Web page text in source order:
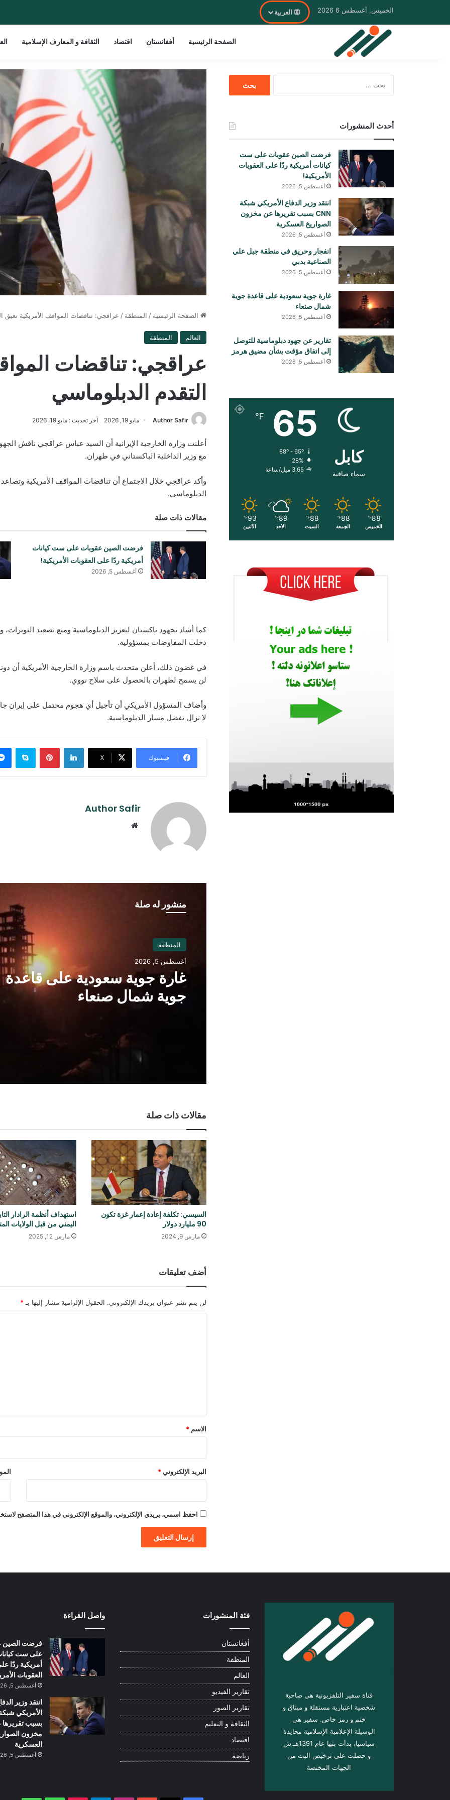
الخميس, أغسطس 6 2026 العربية
الصفحة الرئيسية أفغانستان اقتصاد الثقافة و المعارف الإسلامية
الصفحة الرئيسية / المنطقة / عراقجي: تناقضات المواقف الأمريكية تعيق
العالم المنطقة
عراقجي: تناقضات
التقدم الدبلوماسي
Author Safir مايو 19, 2026 آخر تحديث : مايو 19, 2026
أعلنت وزارة الخارجية الإيرانية أن السيد عباس عراقجي ناقش
مع وزير الداخلية الباكستاني في طهران.
وأكد عراقجي خلال الاجتماع أن تناقضات المواقف الأمريكية
الدبلوماسي.
مقالات ذات صلة
فرضت الصين عقوبات على ست كيانات
أمريكية ردًا على العقوبات الأمريكية!
أغسطس 5, 2026
كما أشاد بجهود باكستان لتعزيز الدبلوماسية ومنع تصعيد
دخلت المفاوضات بمسؤولية.
في غضون ذلك، أعلن متحدث باسم وزارة الخارجية الأمريكية أن
لن يسمح لطهران بالحصول على سلاح نووي.
وأضاف المسؤول الأمريكي أن تأجيل أي هجوم محتمل على إيران
لا تزال تفضل مسار الدبلوماسية.
فيسبوك ‫X
لينكدإن بينتيريست
Author Safir
منشور له صلة
المنطقة
أغسطس 5, 2026
غارة جوية سعودية على قاعدة
جوية شمال صنعاء
مقالات ذات صلة
السيسي: تكلفة إعادة إعمار غزة تکون
90 مليارد دولار
مارس 9, 2024
استهداف أنظمة الرادار
اليمني من قبل الولايات
مارس 12, 2025
أضف تعليقات
لن يتم نشر عنوان بريدك الإلكتروني. الحقول الإلزامية مشار إليها بـ *
*
الاسم *
البريد الإلكتروني *
احفظ اسمي، بريدي الإلكتروني، والموقع الإلكتروني في هذا المتصفح
أحدث المنشورات
فرضت الصين عقوبات على ست
كيانات أمريكية ردًا على العقوبات
الأمريكية!
أغسطس 5, 2026
انتقد وزير الدفاع الأمريكي شبكة
CNN بسبب تقريرها عن مخزون
الصواريخ العسكرية
أغسطس 5, 2026
انفجار وحريق في منطقة جبل علي
الصناعية بدبي
أغسطس 5, 2026
غارة جوية سعودية على قاعدة جوية
شمال صنعاء
أغسطس 5, 2026
تقارير عن جهود دبلوماسية للتوصل
إلى اتفاق مؤقت بشأن مضيق هرمز
أغسطس 5, 2026
کابل
سماء صافية
65
℉
88º - 65º
28%
3.65 ميل/ساعة
88
℉
الخميس
88
℉
الجمعة
88
℉
السبت
89
℉
الأحد
93
℉
الأثنين
قناة سفير التلفزيونية هي صاحبة
شخصية اعتبارية مستقلة و ميثاق و
ختم و رمز خاص. سفیر هي
الوسيلة الإعلامية الإسلامية محايدة
سياسيا، بدأت بثها عام 1391هـ.ش
و حصلت على ترخيص البث من
الجهات المختصة
فئة المنشورات
أفغانستان
المنطقة
العالم
تقارير الفيديو
تقارير الصور
الثقافة و التعليم
اقتصاد
رياضة
واصل القراءة
فرضت الصين
على ست
أمريكية ردًا
العقوبات
أغسطس 5, 2026
انتقد وزير
بسبب
مخزون
العسكرية
أغسطس 5, 2026